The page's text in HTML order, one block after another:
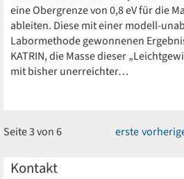
Kontakt
eine Obergrenze von 0,8 eV für die
ableiten. Diese mit einer modell-
Labormethode gewonnenen
KATRIN, die Masse dieser
mit bisher unerreichter…
Seite 3 von 6 erste